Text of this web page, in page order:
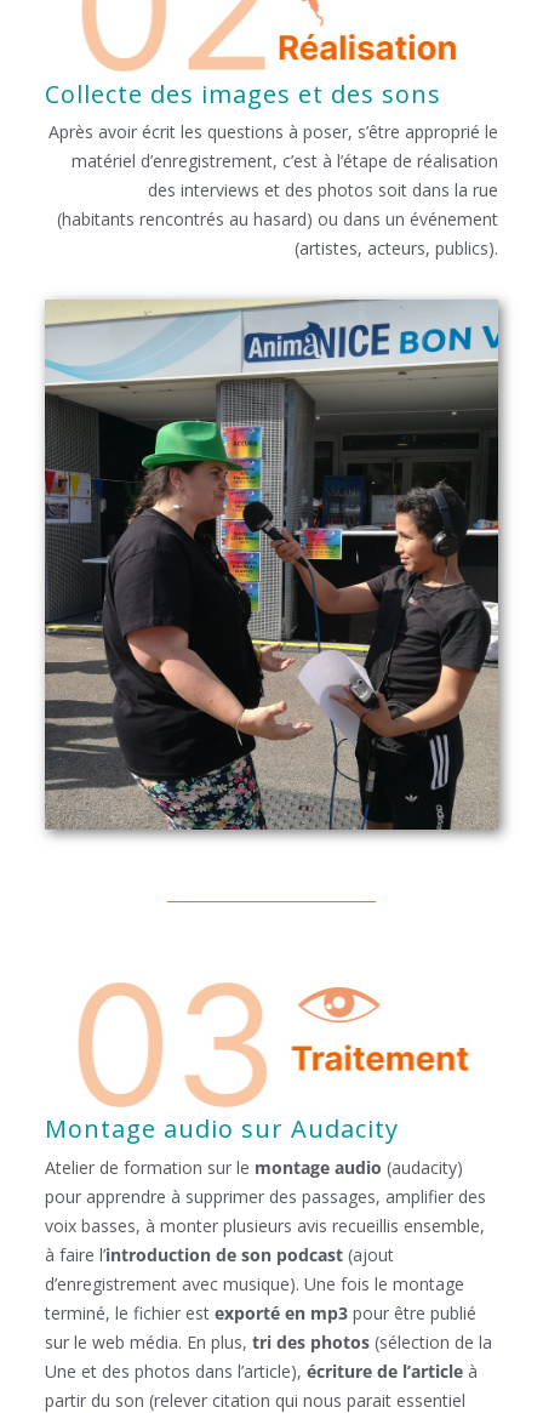
Collecte des images et des sons
Après avoir écrit les questions à poser, s’être approprié le
matériel d’enregistrement, c’est à l’étape de réalisation
des interviews et des photos soit dans la rue
(habitants rencontrés au hasard) ou dans un événement
(artistes, acteurs, publics).
Montage audio sur Audacity
Atelier de formation sur le montage audio (audacity)
pour apprendre à supprimer des passages, amplifier des
voix basses, à monter plusieurs avis recueillis ensemble,
à faire l’introduction de son podcast(ajout
d’enregistrement avec musique). Une fois le montage
terminé, le fichier est exporté en mp3pour être publié
sur le web média. En plus, tri des photos(sélection de la
Une et des photos dans l’article), écriture de l’articleà
partir du son (relever citation qui nous parait essentiel